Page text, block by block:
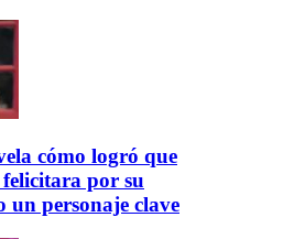
cómo logró que
por su
un personaje clave